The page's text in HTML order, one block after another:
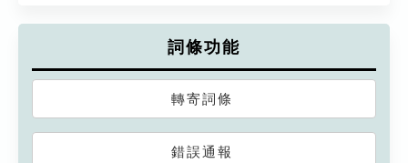
詞條功能
轉寄詞條
錯誤通報